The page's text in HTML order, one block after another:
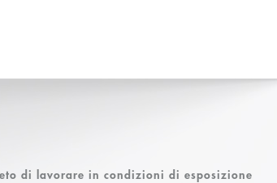
di lavorare in condizioni di esposizione